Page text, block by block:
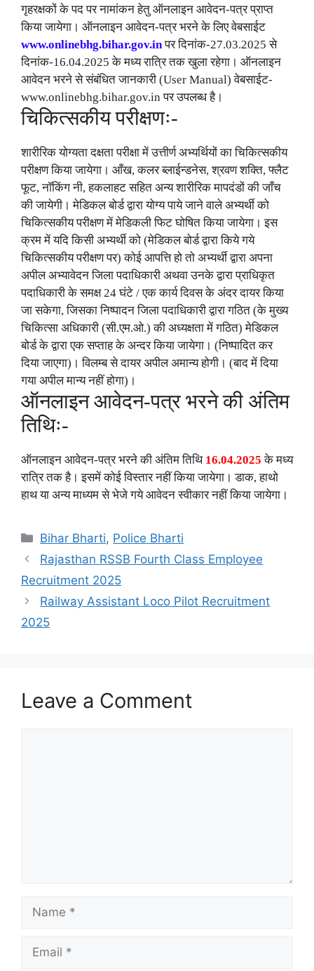
गृहरक्षकों के पद पर नामांकन हेतु ऑनलाइन आवेदन-पत्र प्राप्त
किया जायेगा। ऑनलाइन आवेदन-पत्र भरने के लिए वेबसाईट
www.onlinebhg.bihar.gov.inपर दिनांक-27.03.2025 से
दिनांक-16.04.2025 के मध्य रात्रि तक खुला रहेगा। ऑनलाइन
आवेदन भरने से संबंधित जानकारी (User Manual) वेबसाईट-
www.onlinebhg.bihar.gov.in पर उपलब्ध है।
चिकित्सकीय परीक्षणः-
शारीरिक योग्यता दक्षता परीक्षा में उत्तीर्ण अभ्यर्थियों का चिकित्सकीय
परीक्षण किया जायेगा। आँख, कलर ब्लाईन्डनेस, श्रवण शक्ति, फ्लैट
फूट, नॉकिंग नी, हकलाहट सहित अन्य शारीरिक मापदंडों की जाँच
की जायेगी। मेडिकल बोर्ड द्वारा योग्य पाये जाने वाले अभ्यर्थी को
चिकित्सकीय परीक्षण में मेडिकली फिट घोषित किया जायेगा। इस
क्रम में यदि किसी अभ्यर्थी को (मेडिकल बोर्ड द्वारा किये गये
चिकित्सकीय परीक्षण पर) कोई आपत्ति हो तो अभ्यर्थी द्वारा अपना
अपील अभ्यावेदन जिला पदाधिकारी अथवा उनके द्वारा प्राधिकृत
पदाधिकारी के समक्ष 24 घंटे / एक कार्य दिवस के अंदर दायर किया
जा सकेगा, जिसका निष्पादन जिला पदाधिकारी द्वारा गठित (के मुख्य
चिकित्सा अधिकारी (सी.एम.ओ.) की अध्यक्षता में गठित) मेडिकल
बोर्ड के द्वारा एक सप्ताह के अन्दर किया जायेगा। (निष्पादित कर
दिया जाएगा)। विलम्ब से दायर अपील अमान्य होगी। (बाद में दिया
गया अपील मान्य नहीं होगा)।
ऑनलाइन आवेदन-पत्र भरने की अंतिम
तिथिः-
ऑनलाइन आवेदन-पत्र भरने की अंतिम तिथि 16.04.2025 के मध्य
रात्रि तक है। इसमें कोई विस्तार नहीं किया जायेगा। डाक, हाथो
हाथ या अन्य माध्यम से भेजे गये आवेदन स्वीकार नहीं किया जायेगा।
Categories
Bihar Bharti, Police Bharti
Rajasthan RSSB Fourth Class Employee
Recruitment 2025
Railway Assistant Loco Pilot Recruitment
2025
Leave a Comment